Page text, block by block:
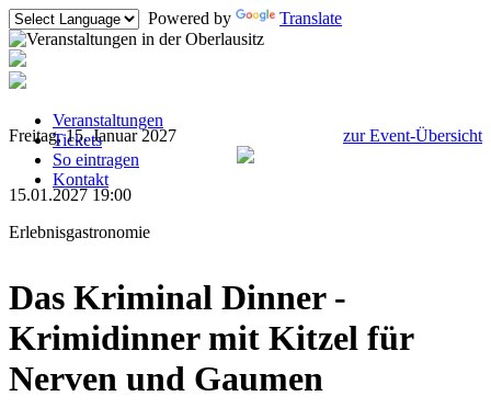
Powered by Translate
Veranstaltungen
Tickets
So eintragen
Kontakt
zur Event-Übersicht
Freitag, 15. Januar 2027
15.01.2027 19:00
Erlebnisgastronomie
Das Kriminal Dinner -
Krimidinner mit Kitzel für
Nerven und Gaumen